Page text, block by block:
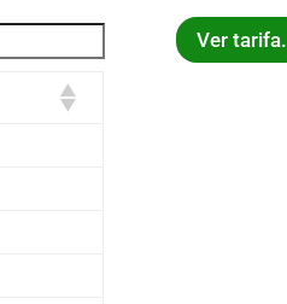
Ver tarifa.